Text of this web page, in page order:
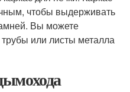
чтобы выдерживать
Вы можете
или листы металла